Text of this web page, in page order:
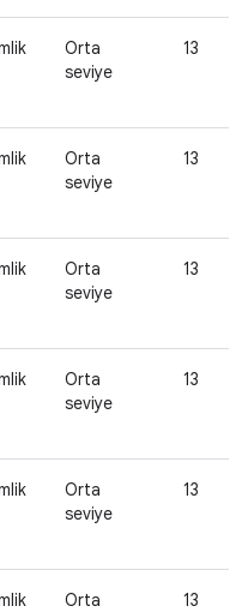
Orta
seviye
13
Orta
seviye
13
Orta
seviye
13
Orta
seviye
13
Orta
seviye
13
Orta
13